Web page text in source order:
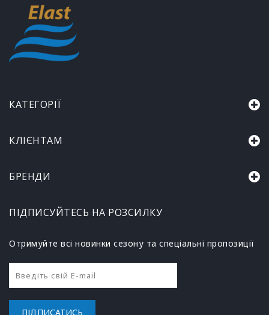
КАТЕГОРІЇ
КЛІЄНТАМ
БРЕНДИ
ПІДПИСУЙТЕСЬ НА РОЗСИЛКУ
Отримуйте всі новинки сезону та спеціальні пропозиції
ПІДПИСАТИСЬ